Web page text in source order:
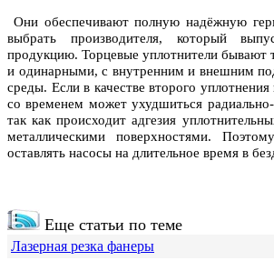
Они обеспечивают полную надёжную
выбрать производителя, который
продукцию. Торцевые уплотнители
и одинарными, с внутренним и внешним
среды. Если в качестве второго уплотнения
со временем может ухудшиться
так как происходит адгезия
металлическими поверхностями.
оставлять насосы на длительное время в
Еще статьи по теме
Лазерная резка фанеры